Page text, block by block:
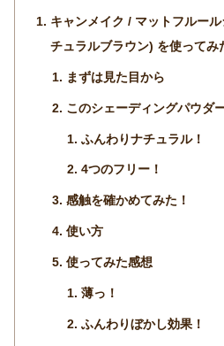
キャンメイク / マットフルー
チュラルブラウン) を使ってみ
まずは見た目から
このシェーディングパウダ
ふんわりナチュラル！
4つのフリー！
感触を確かめてみた！
使い方
使ってみた感想
薄っ！
ふんわりぼかし効果！